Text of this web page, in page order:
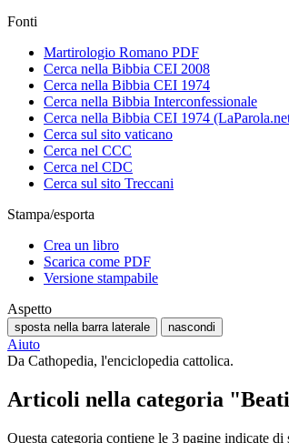
Fonti
Martirologio Romano PDF
Cerca nella Bibbia CEI 2008
Cerca nella Bibbia CEI 1974
Cerca nella Bibbia Interconfessionale
Cerca nella Bibbia CEI 1974
Cerca sul sito vaticano
Cerca nel CCC
Cerca nel CDC
Cerca sul sito Treccani
Stampa/esporta
Crea un libro
Scarica come PDF
Versione stampabile
Aspetto
sposta nella barra laterale nascondi
Aiuto
Da Cathopedia, l'enciclopedia cattolica.
Articoli nella categoria
Questa categoria contiene le 3 pagine indicate